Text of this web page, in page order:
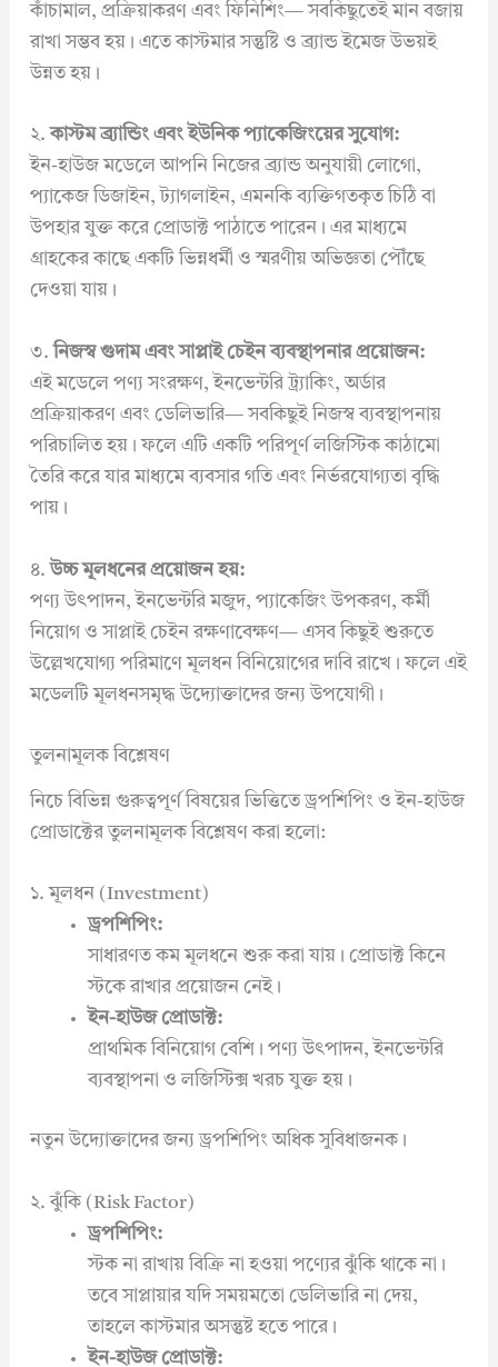
কাঁচামাল, প্রক্রিয়াকরণ এবং ফিনিশিং— সবকিছুতেই মান বজায়
রাখা সম্ভব হয়। এতে কাস্টমার সন্তুষ্টি ও ব্র্যান্ড ইমেজ উভয়ই
উন্নত হয়।
২.কাস্টম ব্র্যান্ডিং এবং ইউনিক প্যাকেজিংয়ের সুযোগ:
ইন-হাউজ মডেলে আপনি নিজের ব্র্যান্ড অনুযায়ী লোগো,
প্যাকেজ ডিজাইন, ট্যাগলাইন, এমনকি ব্যক্তিগতকৃত চিঠি বা
উপহার যুক্ত করে প্রোডাক্ট পাঠাতে পারেন। এর মাধ্যমে
গ্রাহকের কাছে একটি ভিন্নধর্মী ও স্মরণীয় অভিজ্ঞতা পৌঁছে
দেওয়া যায়।
৩.নিজস্ব গুদাম এবং সাপ্লাই চেইন ব্যবস্থাপনার প্রয়োজন:
এই মডেলে পণ্য সংরক্ষণ, ইনভেন্টরি ট্র্যাকিং, অর্ডার
প্রক্রিয়াকরণ এবং ডেলিভারি— সবকিছুই নিজস্ব ব্যবস্থাপনায়
পরিচালিত হয়। ফলে এটি একটি পরিপূর্ণ লজিস্টিক কাঠামো
তৈরি করে যার মাধ্যমে ব্যবসার গতি এবং নির্ভরযোগ্যতা বৃদ্ধি
পায়।
৪.উচ্চ মূলধনের প্রয়োজন হয়:
পণ্য উৎপাদন, ইনভেন্টরি মজুদ, প্যাকেজিং উপকরণ, কর্মী
নিয়োগ ও সাপ্লাই চেইন রক্ষণাবেক্ষণ— এসব কিছুই শুরুতে
উল্লেখযোগ্য পরিমাণে মূলধন বিনিয়োগের দাবি রাখে। ফলে এই
মডেলটি মূলধনসমৃদ্ধ উদ্যোক্তাদের জন্য উপযোগী।
তুলনামূলক বিশ্লেষণ
নিচে বিভিন্ন গুরুত্বপূর্ণ বিষয়ের ভিত্তিতে ড্রপশিপিং ও ইন-হাউজ
প্রোডাক্টের তুলনামূলক বিশ্লেষণ করা হলো:
১. মূলধন (Investment)
ড্রপশিপিং:
সাধারণত কম মূলধনে শুরু করা যায়। প্রোডাক্ট কিনে
স্টকে রাখার প্রয়োজন নেই।
ইন-হাউজ প্রোডাক্ট:
প্রাথমিক বিনিয়োগ বেশি। পণ্য উৎপাদন, ইনভেন্টরি
ব্যবস্থাপনা ও লজিস্টিক্স খরচ যুক্ত হয়।
নতুন উদ্যোক্তাদের জন্য ড্রপশিপিং অধিক সুবিধাজনক।
২. ঝুঁকি (Risk Factor)
ড্রপশিপিং:
স্টক না রাখায় বিক্রি না হওয়া পণ্যের ঝুঁকি থাকে না।
তবে সাপ্লায়ার যদি সময়মতো ডেলিভারি না দেয়,
তাহলে কাস্টমার অসন্তুষ্ট হতে পারে।
ইন-হাউজ প্রোডাক্ট: